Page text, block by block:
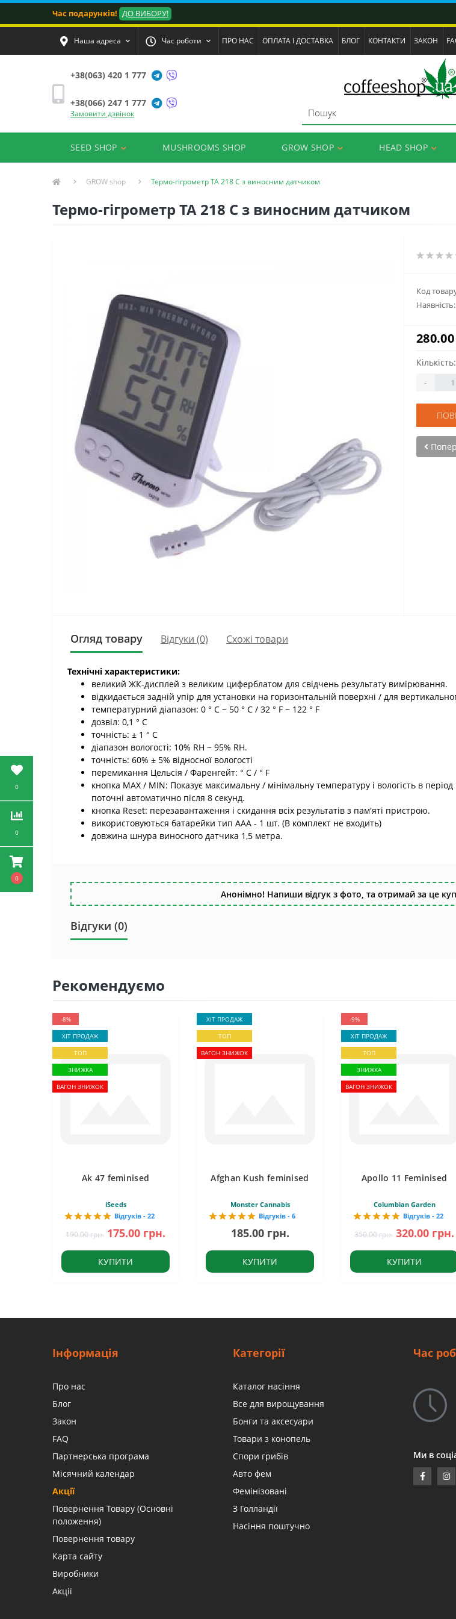
0
0
0
Час подарунків! ДО ВИБОРУ!
Наша адреса Час роботи ПРО НАС ОПЛАТА І ДОСТАВКА БЛОГ КОНТАКТИ ЗАКОН
+38(063) 420 1 777
+38(066) 247 1 777
Замовити дзвінок
SEED SHOP MUSHROOMS SHOP GROW SHOP HEAD SHOP
GROW shop Термо-гігрометр ТА 218 С з виносним датчиком
Термо-гігрометр ТА 218 С з виносним датчиком
Код
Наявність:
Кількість:
-
Огляд товару Відгуки (0) Схожі товари
Технічні характеристики:
великий ЖК-дисплей з великим циферблатом для свідчень результату вимірювання.
відкидається задній упір для установки на горизонтальній поверхні / для
температурний діапазон: 0 ° C ~ 50 ° C / 32 ° F ~ 122 ° F
дозвіл: 0,1 ° C
точність: ± 1 ° C
діапазон вологості: 10% RH ~ 95% RH.
точність: 60% ± 5% відносної вологості
перемикання Цельсія / Фаренгейт: ° C / ° F
кнопка MAX / MIN: Показує максимальну / мінімальну температуру і вологість в
поточні автоматично після 8 секунд.
кнопка Reset: перезавантаження і скидання всіх результатів з пам'яті пристрою.
використовуються батарейки тип ААА - 1 шт. (В комплект не входить)
довжина шнура виносного датчика 1,5 метра.
Анонімно! Напиши відгук з фото, та отримай за це
Відгуки (0)
Рекомендуємо
-8%
ХІТ ПРОДАЖ
ТОП
ЗНИЖКА
ВАГОН ЗНИЖОК
Ak 47 feminised
iSeeds
Відгуків - 22
190.00 грн. 175.00 грн.
КУПИТИ
ХІТ ПРОДАЖ
ТОП
ВАГОН ЗНИЖОК
Afghan Kush feminised
Monster Cannabis
Відгуків - 6
185.00 грн.
КУПИТИ
-9%
ХІТ ПРОДАЖ
ТОП
ЗНИЖКА
ВАГОН ЗНИЖОК
Apollo 11 Feminised
Columbian Garden
Відгуків - 22
350.00 грн. 320.00 грн.
КУПИТИ
Інформація
Про нас
Блог
Закон
FAQ
Партнерська програма
Місячний календар
Акції
Повернення Товару (Основні
положення)
Повернення товару
Карта сайту
Виробники
Акції
Категорії
Каталог насіння
Все для вирощування
Бонги та аксесуари
Товари з конопель
Спори грибів
Авто фем
Фемінізовані
З Голландії
Насіння поштучно
Час
Ми в